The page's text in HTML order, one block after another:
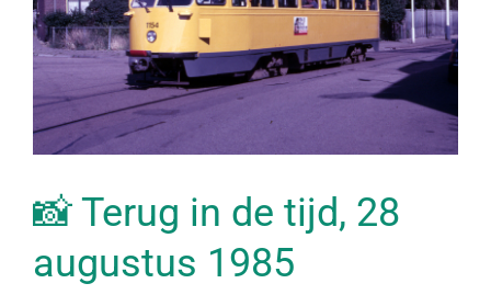
📸 Terug in de tijd, 28
augustus 1985